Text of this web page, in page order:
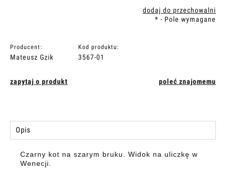
dodaj do przechowalni
* - Pole wymagane
Producent:
Mateusz Gzik
Kod produktu:
3567-01
zapytaj o produkt poleć znajomemu
Opis
Czarny kot na szarym bruku. Widok na uliczkę w
Wenecji.